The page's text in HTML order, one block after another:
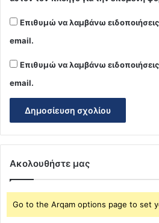
Επιθυμώ να λαμβάνω
email.
Επιθυμώ να λαμβάνω
email.
Ακολουθήστε μας
Go to the Arqam options page to set